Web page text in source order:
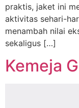
praktis, jaket ini
aktivitas sehari-
menambah nilai
sekaligus […]
Kemeja